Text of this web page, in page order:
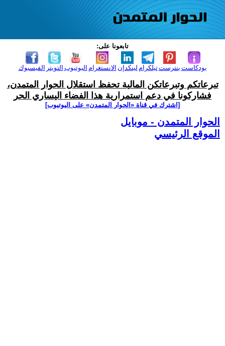
تابعونا على:
الفيسبوك التويتر اليوتيوب الانستغرام لينكدإن تيلكرامبنترست بودكاست
تبرعاتكم وتبرعاتكن المالية تحفظ استقلال الحوار المتمدن،
فشاركونا في دعم استمرارية هذا الفضاء اليساري الحر
[اشترك في قناة ‫«الحوار المتمدن» على اليوتيوب]
الحوار المتمدن - موبايل
الموقع الرئيسي